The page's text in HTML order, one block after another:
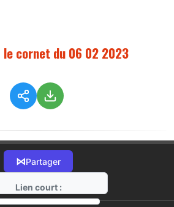
le cornet du 06 02 2023
⋈Partager
Lien court :